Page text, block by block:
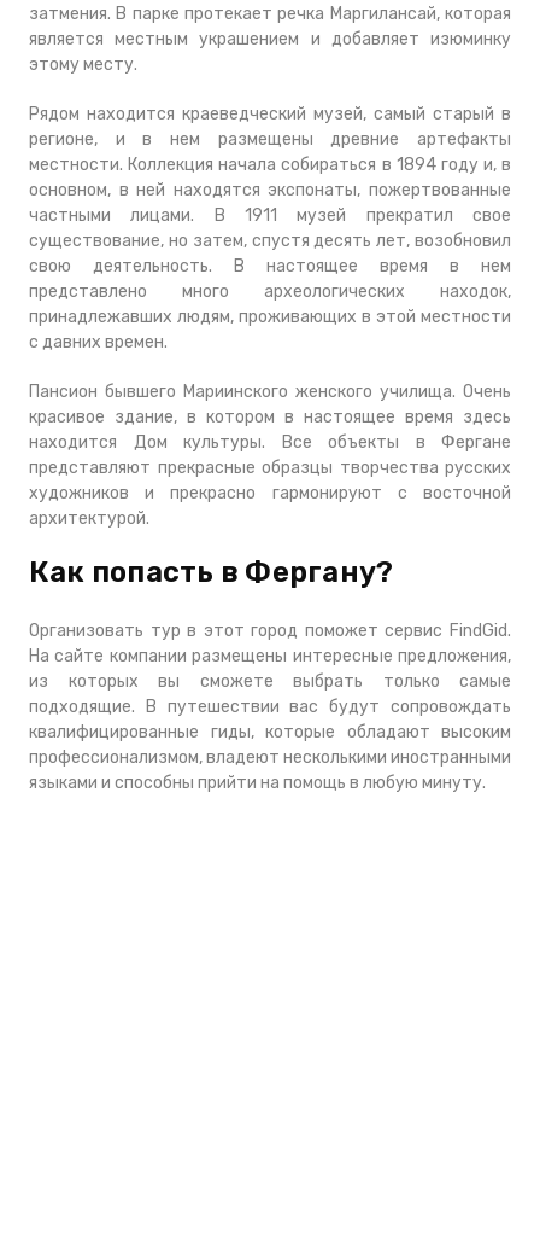
затмения. В парке протекает речка Маргилансай, которая
является местным украшением и добавляет изюминку
этому месту.
Рядом находится краеведческий музей, самый старый в
регионе, и в нем размещены древние артефакты
местности. Коллекция начала собираться в 1894 году и, в
основном, в ней находятся экспонаты, пожертвованные
частными лицами. В 1911 музей прекратил свое
существование, но затем, спустя десять лет, возобновил
свою деятельность. В настоящее время в нем
представлено много археологических находок,
принадлежавших людям, проживающих в этой местности
с давних времен.
Пансион бывшего Мариинского женского училища. Очень
красивое здание, в котором в настоящее время здесь
находится Дом культуры. Все объекты в Фергане
представляют прекрасные образцы творчества русских
художников и прекрасно гармонируют с восточной
архитектурой.
Как попасть в Фергану?
Организовать тур в этот город поможет сервис FindGid.
На сайте компании размещены интересные предложения,
из которых вы сможете выбрать только самые
подходящие. В путешествии вас будут сопровождать
квалифицированные гиды, которые обладают высоким
профессионализмом, владеют несколькими иностранными
языками и способны прийти на помощь в любую минуту.